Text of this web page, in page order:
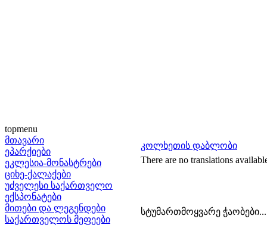
topmenu
მთავარი
ეპარქიები
ეკლესია-მონასტრები
ციხე-ქალაქები
უძველესი საქართველო
ექსპონატები
მითები და ლეგენდები
საქართველოს მეფეები
კოლხეთის დაბლობი
There are no translations
სტუმართმოყვარე